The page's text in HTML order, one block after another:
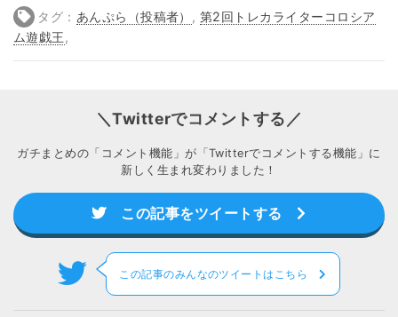
タグ： あんぷら（投稿者） , 第2回トレカライターコロシア
ム遊戯王 ,
＼Twitterでコメントする／
ガチまとめの「コメント機能」が「Twitterでコメントする機能」に
新しく生まれ変わりました！
この記事をツイートする
この記事のみんなのツイートはこちら